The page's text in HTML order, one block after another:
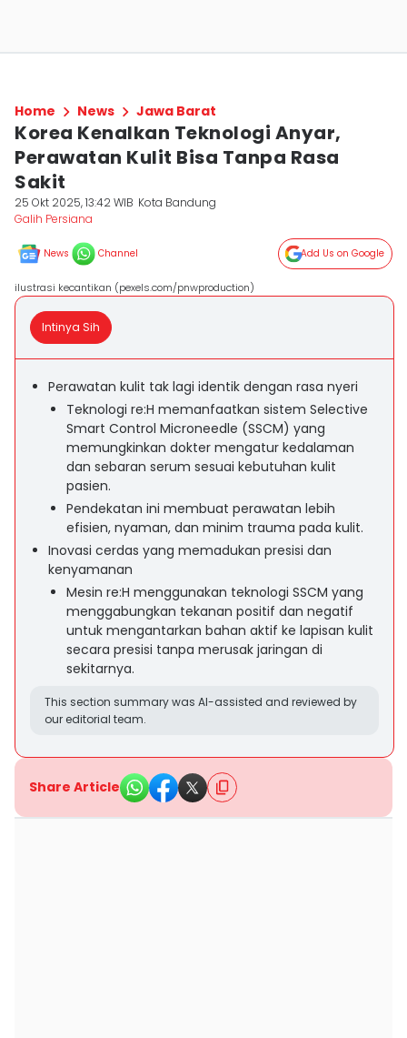
Home News Jawa Barat
Korea Kenalkan Teknologi Anyar,
Perawatan Kulit Bisa Tanpa Rasa
Sakit
25 Okt 2025, 13:42 WIB Kota Bandung
Galih Persiana
News Channel Add Us on Google
ilustrasi kecantikan (pexels.com/pnwproduction)
Intinya Sih
Perawatan kulit tak lagi identik dengan rasa nyeri
Teknologi re:H memanfaatkan sistem Selective
Smart Control Microneedle (SSCM) yang
memungkinkan dokter mengatur kedalaman
dan sebaran serum sesuai kebutuhan kulit
pasien.
Pendekatan ini membuat perawatan lebih
efisien, nyaman, dan minim trauma pada kulit.
Inovasi cerdas yang memadukan presisi dan
kenyamanan
Mesin re:H menggunakan teknologi SSCM yang
menggabungkan tekanan positif dan negatif
untuk mengantarkan bahan aktif ke lapisan kulit
secara presisi tanpa merusak jaringan di
sekitarnya.
This section summary was AI-assisted and reviewed by
our editorial team.
Share Article